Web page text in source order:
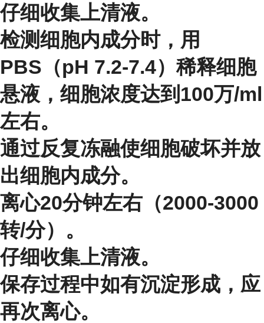
仔细收集上清液。
检测细胞内成分时，用
PBS（pH 7.2-7.4）稀释细胞
悬液，细胞浓度达到100万/ml
左右。
通过反复冻融使细胞破坏并放
出细胞内成分。
离心20分钟左右（2000-3000
转/分）。
仔细收集上清液。
保存过程中如有沉淀形成，应
再次离心。